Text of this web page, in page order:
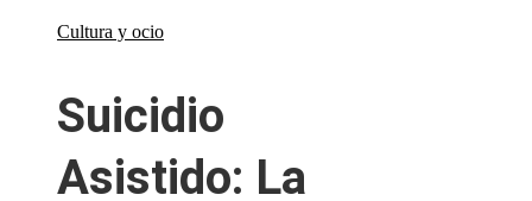
Cultura y ocio
Suicidio
Asistido: La